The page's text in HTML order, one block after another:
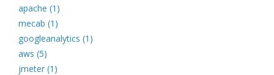
apache (1)
mecab (1)
googleanalytics (1)
aws (5)
jmeter (1)